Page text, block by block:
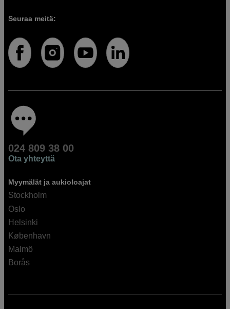
Seuraa meitä:
024 809 38 00
Ota yhteyttä
Myymälät ja aukioloajat
Stockholm
Oslo
Helsinki
København
Malmö
Borås